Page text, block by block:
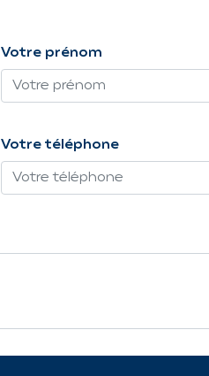
Votre prénom
Votre téléphone